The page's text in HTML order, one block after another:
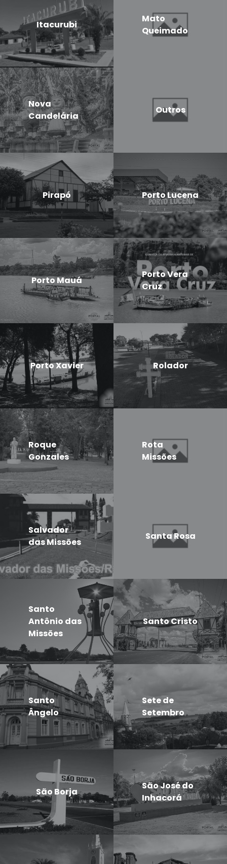
Itacurubi
Mato
Queimado
Nova
Candelária
Outros
Pirapó Porto Lucena
Porto Mauá
Porto Vera
Cruz
Porto Xavier Rolador
Roque
Gonzales
Rota
Missões
Salvador
das Missões
Santa Rosa
Santo
Antônio das
Missões
Santo Cristo
Santo
Ângelo
Sete de
Setembro
São Borja
São José do
Inhacorá